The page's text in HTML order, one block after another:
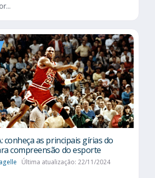
conheça as principais gírias do
compreensão do esporte
Última atualização: 22/11/2024